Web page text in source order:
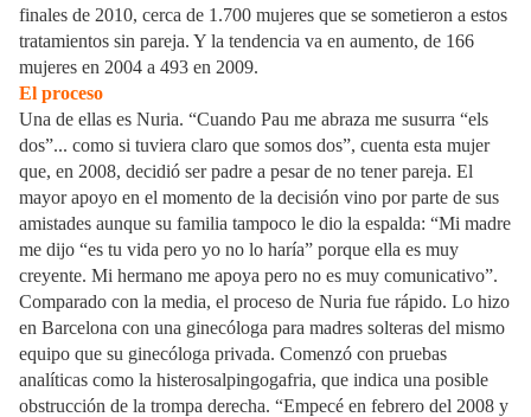
finales de 2010, cerca de 1.700 mujeres que se sometieron a estos
tratamientos sin pareja. Y la tendencia va en aumento, de 166
mujeres en 2004 a 493 en 2009.
El proceso
Una de ellas es Nuria. “Cuando Pau me abraza me susurra “els
dos”... como si tuviera claro que somos dos”, cuenta esta mujer
que, en 2008, decidió ser padre a pesar de no tener pareja. El
mayor apoyo en el momento de la decisión vino por parte de sus
amistades aunque su familia tampoco le dio la espalda: “Mi madre
me dijo “es tu vida pero yo no lo haría” porque ella es muy
creyente. Mi hermano me apoya pero no es muy comunicativo”.
Comparado con la media, el proceso de Nuria fue rápido. Lo hizo
en Barcelona con una ginecóloga para madres solteras del mismo
equipo que su ginecóloga privada. Comenzó con pruebas
analíticas como la histerosalpingogafria, que indica una posible
obstrucción de la trompa derecha. “Empecé en febrero del 2008 y